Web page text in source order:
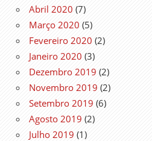
Abril 2020 (7)
Março 2020 (5)
Fevereiro 2020 (2)
Janeiro 2020 (3)
Dezembro 2019 (2)
Novembro 2019 (2)
Setembro 2019 (6)
Agosto 2019 (2)
Julho 2019 (1)